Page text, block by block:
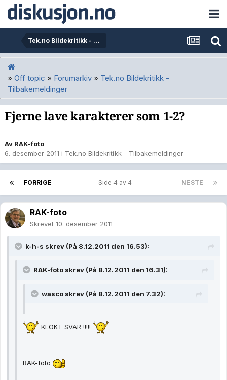
Tek.no Bildekritikk - Tilbakemeldinger
» Off topic » Forumarkiv » Tek.no Bildekritikk -
Tilbakemeldinger
Fjerne lave karakterer som 1-2?
Av RAK-foto
6. desember 2011 i Tek.no Bildekritikk - Tilbakemeldinger
FORRIGE NESTE
Side 4 av 4
RAK-foto
Skrevet 10. desember 2011
k-h-s skrev (På 8.12.2011 den 16.53):
RAK-foto skrev (På 8.12.2011 den 16.31):
wasco skrev (På 8.12.2011 den 7.32):
KLOKT SVAR !!!!!
RAK-foto